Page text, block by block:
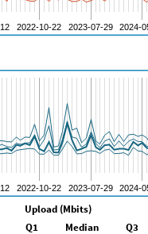
Upload (Mbits)
Q1 Median Q3